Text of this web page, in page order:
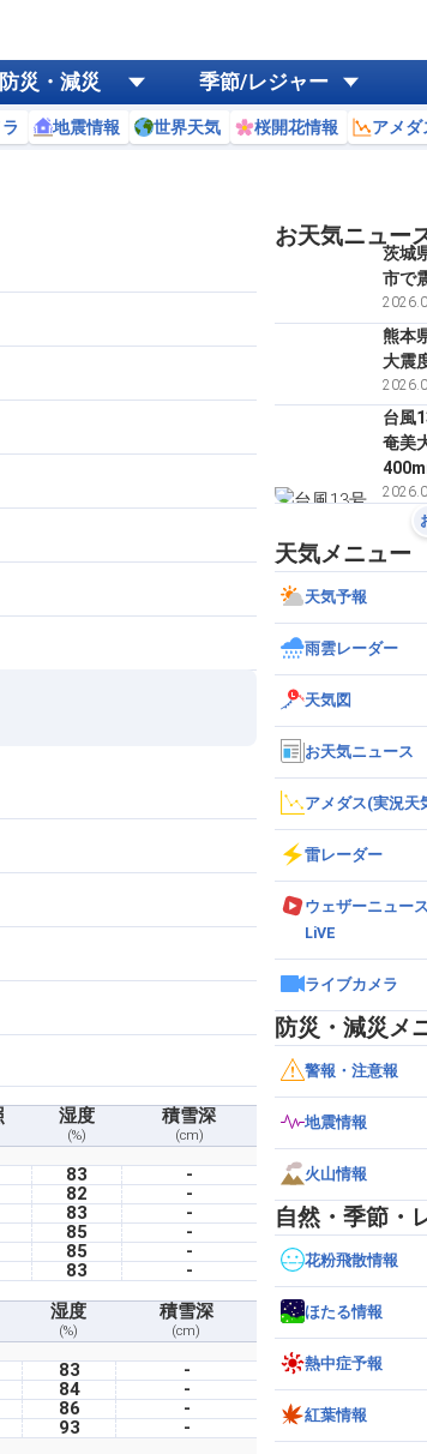
防災・減災 季節/レジャー
地震情報 世界天気 桜開花情報 アメダ
湿度
(%)
積雪深
(cm)
83
-
82
-
83
-
85
-
85
-
83 -
湿度
(%)
積雪深
(cm)
83
-
84
-
86
-
93
-
お天気ニュー
茨城
市で
熊本
大震
台風
奄美
天気メニュー
天気予報
雨雲レーダー
天気図
お天気ニュース
アメダス(実況天
雷レーダー
ウェザーニュース
LiVE
ライブカメラ
防災・減災メ
警報・注意報
地震情報
火山情報
自然・季節・
花粉飛散情報
ほたる情報
熱中症予報
紅葉情報